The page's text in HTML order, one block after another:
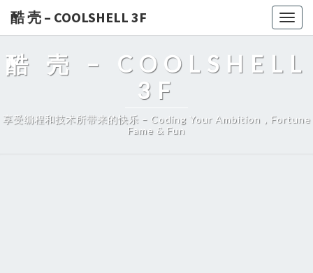
酷 壳 – COOLSHELL 3F
酷 壳 – COOLSHELL
3F
享受编程和技术所带来的快乐 – Coding Your Ambition，Fortune
Fame & Fun